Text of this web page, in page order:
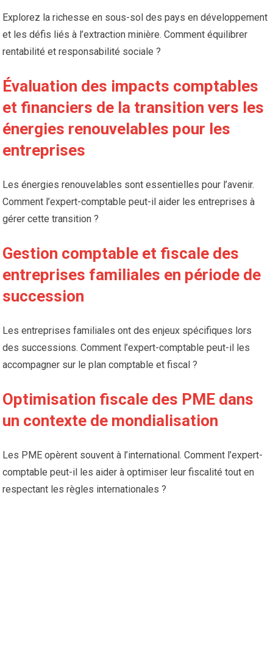
Explorez la richesse en sous-sol des pays en développement
et les défis liés à l’extraction minière. Comment équilibrer
rentabilité et responsabilité sociale ?
Évaluation des impacts comptables
et financiers de la transition vers les
énergies renouvelables pour les
entreprises
Les énergies renouvelables sont essentielles pour l’avenir.
Comment l’expert-comptable peut-il aider les entreprises à
gérer cette transition ?
Gestion comptable et fiscale des
entreprises familiales en période de
succession
Les entreprises familiales ont des enjeux spécifiques lors
des successions. Comment l’expert-comptable peut-il les
accompagner sur le plan comptable et fiscal ?
Optimisation fiscale des PME dans
un contexte de mondialisation
Les PME opèrent souvent à l’international. Comment l’expert-
comptable peut-il les aider à optimiser leur fiscalité tout en
respectant les règles internationales ?